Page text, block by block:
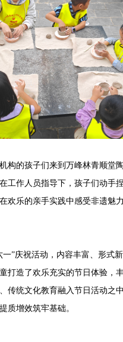
的孩子们来到万峰林青顺堂
作人员指导下，孩子们动手
欢乐的亲手实践中感受非遗魅
庆祝活动，内容丰富、形式
打造了欢乐充实的节日体验，
传统文化教育融入节日活动之
质增效筑牢基础。